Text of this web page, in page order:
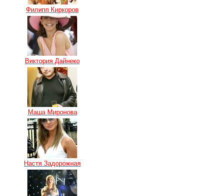
Филипп Киркоров
Виктория Дайнеко
Маша Миронова
Настя Задорожная